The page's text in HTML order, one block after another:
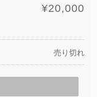
¥20,000
売り切れ